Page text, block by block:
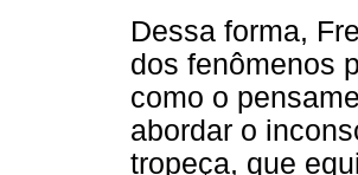
Dessa forma,
dos fenômenos
como o
abordar o
tropeça, que